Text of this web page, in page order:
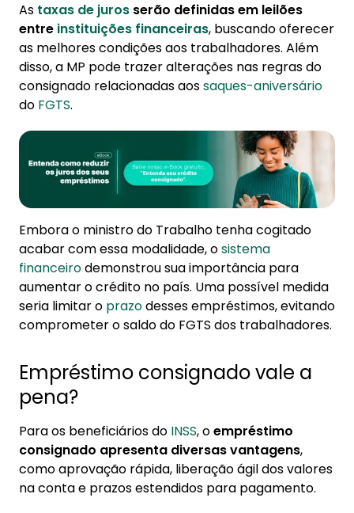
As taxas de juros serão definidas em leilões
entre instituições financeiras, buscando oferecer
as melhores condições aos trabalhadores. Além
disso, a MP pode trazer alterações nas regras do
consignado relacionadas aossaques-aniversário
do FGTS.
Embora o ministro do Trabalho tenha cogitado
acabar com essa modalidade, osistema
financeirodemonstrou sua importância para
aumentar o crédito no país. Uma possível medida
seria limitar o prazodesses empréstimos, evitando
comprometer o saldo do FGTS dos trabalhadores.
Empréstimo consignado vale a
pena?
Para os beneficiários do INSS, oempréstimo
consignado apresenta diversas vantagens,
como aprovação rápida, liberação ágil dos valores
na conta e prazos estendidos para pagamento.